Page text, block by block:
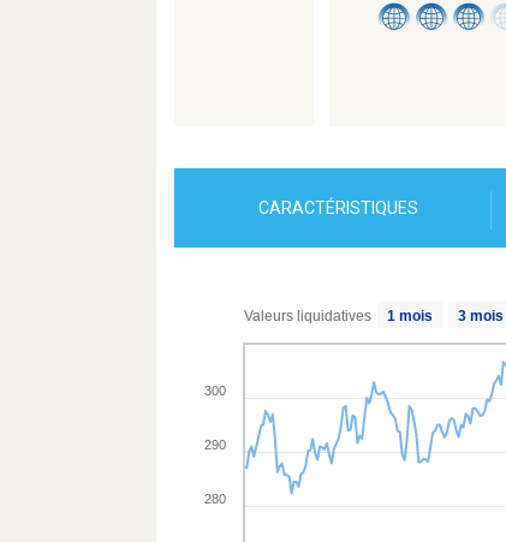
CARACTÉRISTIQUES
280
290
300
Valeurs liquidatives 1 mois 3 mois